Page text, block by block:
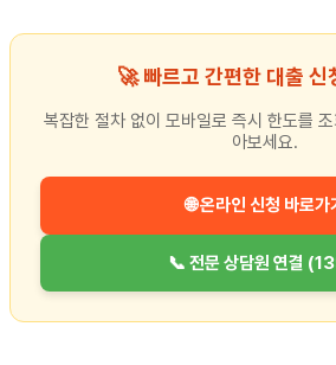
🚀 빠르고 간편한 대출 신
복잡한 절차 없이 모바일로 즉시 한도를
아보세요.
🌐 온라인 신청 바로가
📞 전문 상담원 연결